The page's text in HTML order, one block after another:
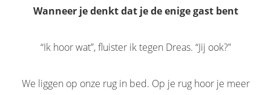
Wanneer je denkt dat je de enige gast bent
“Ik hoor wat”, fluister ik tegen Dreas. “Jij ook?”
We liggen op onze rug in bed. Op je rug hoor je meer